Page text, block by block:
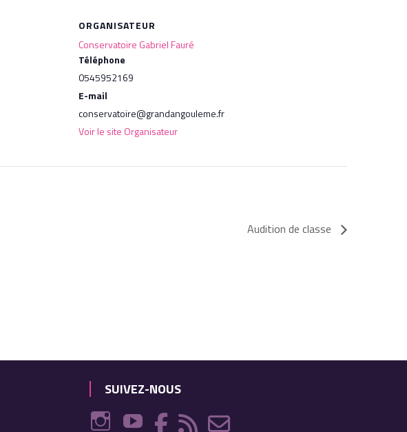
ORGANISATEUR
Conservatoire Gabriel Fauré
Téléphone
0545952169
E-mail
conservatoire@grandangouleme.fr
Voir le site Organisateur
Audition de classe
SUIVEZ-NOUS